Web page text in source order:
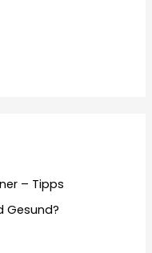
– Tipps
Gesund?